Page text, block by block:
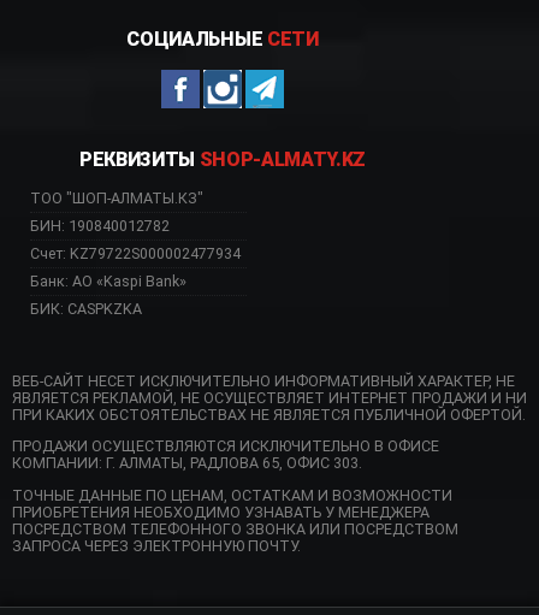
СОЦИАЛЬНЫЕ СЕТИ
РЕКВИЗИТЫ SHOP-ALMATY.KZ
ТОО "ШОП-АЛМАТЫ.КЗ"
БИН: 190840012782
Счет: KZ79722S000002477934
Банк: АО «Kaspi Bank»
БИК: CASPKZKA
ВЕБ-САЙТ НЕСЕТ ИСКЛЮЧИТЕЛЬНО ИНФОРМАТИВНЫЙ ХАРАКТЕР, НЕ
ЯВЛЯЕТСЯ РЕКЛАМОЙ, НЕ ОСУЩЕСТВЛЯЕТ ИНТЕРНЕТ ПРОДАЖИ И НИ
ПРИ КАКИХ ОБСТОЯТЕЛЬСТВАХ НЕ ЯВЛЯЕТСЯ ПУБЛИЧНОЙ ОФЕРТОЙ.
ПРОДАЖИ ОСУЩЕСТВЛЯЮТСЯ ИСКЛЮЧИТЕЛЬНО В ОФИСЕ
КОМПАНИИ: Г. АЛМАТЫ, РАДЛОВА 65, ОФИС 303.
ТОЧНЫЕ ДАННЫЕ ПО ЦЕНАМ, ОСТАТКАМ И ВОЗМОЖНОСТИ
ПРИОБРЕТЕНИЯ НЕОБХОДИМО УЗНАВАТЬ У МЕНЕДЖЕРА
ПОСРЕДСТВОМ ТЕЛЕФОННОГО ЗВОНКА ИЛИ ПОСРЕДСТВОМ
ЗАПРОСА ЧЕРЕЗ ЭЛЕКТРОННУЮ ПОЧТУ.